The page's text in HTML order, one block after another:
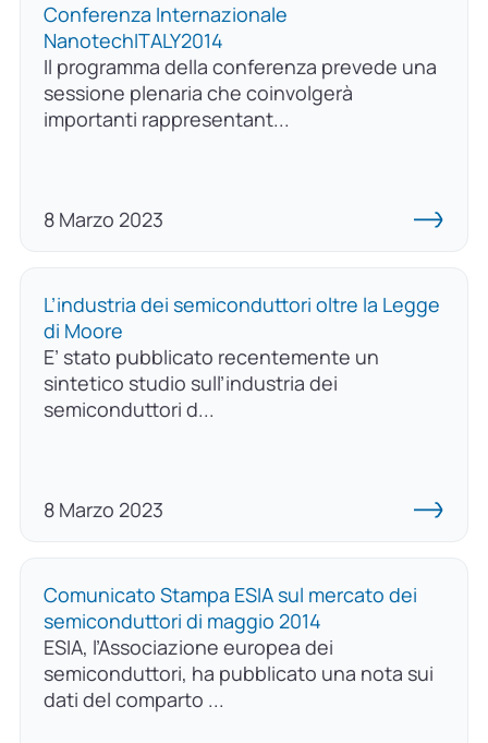
Conferenza Internazionale
NanotechITALY2014
Il programma della conferenza prevede una
sessione plenaria che coinvolgerà
importanti rappresentant...
8 Marzo 2023
L’industria dei semiconduttori oltre la Legge
di Moore
E’ stato pubblicato recentemente un
sintetico studio sull’industria dei
semiconduttori d...
8 Marzo 2023
Comunicato Stampa ESIA sul mercato dei
semiconduttori di maggio 2014
ESIA, l’Associazione europea dei
semiconduttori, ha pubblicato una nota sui
dati del comparto ...